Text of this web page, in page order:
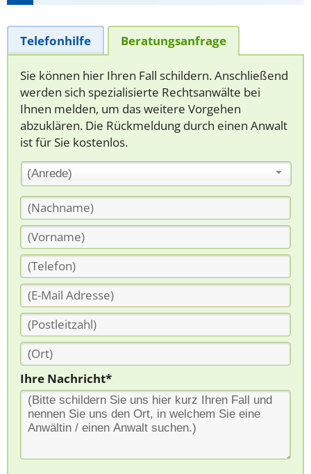
Telefonhilfe Beratungsanfrage
Sie können hier Ihren Fall schildern. Anschließend
werden sich spezialisierte Rechtsanwälte bei
Ihnen melden, um das weitere Vorgehen
abzuklären. Die Rückmeldung durch einen Anwalt
ist für Sie kostenlos.
(Anrede)
Ihre Nachricht*